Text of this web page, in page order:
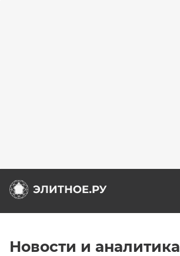
Новости и аналитика